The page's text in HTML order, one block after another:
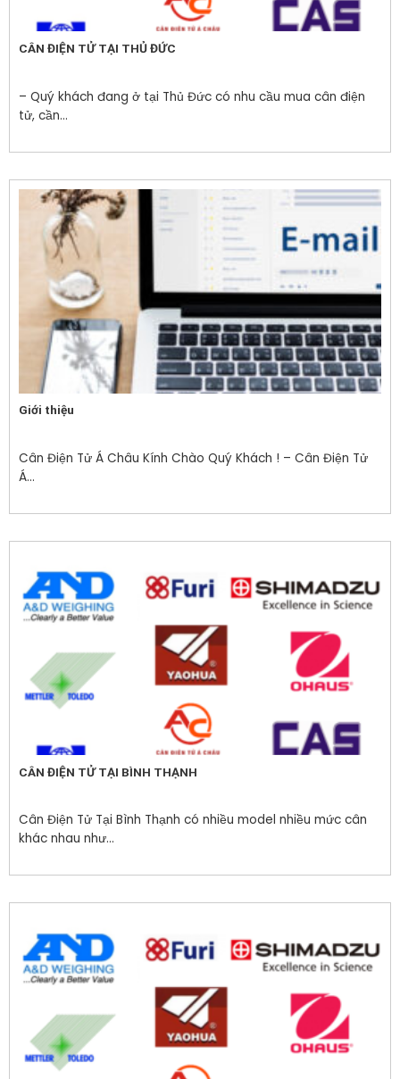
CÂN ĐIỆN TỬ TẠI THỦ ĐỨC
– Quý khách đang ở tại Thủ Đức có nhu cầu mua cân điện
tử, cần...
Giới thiệu
Cân Điện Tử Á Châu Kính Chào Quý Khách ! – Cân Điện Tử
Á...
CÂN ĐIỆN TỬ TẠI BÌNH THẠNH
Cân Điện Tử Tại Bình Thạnh có nhiều model nhiều mức cân
khác nhau như...